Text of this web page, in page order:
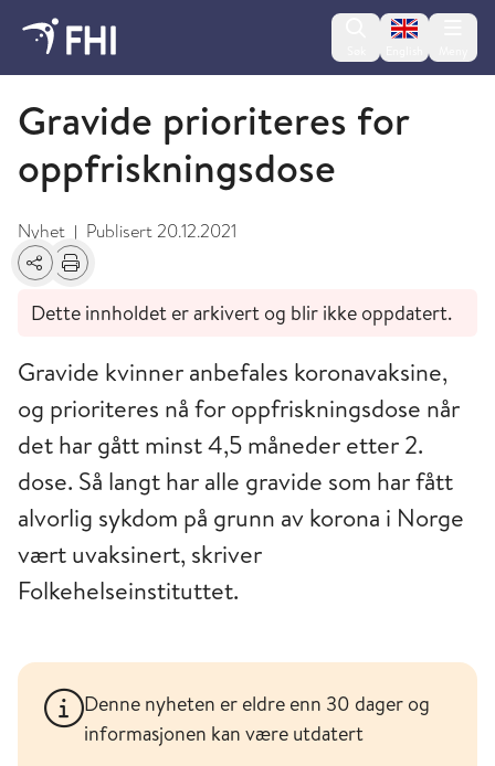
Change
Desember
Gravide prioriteres for
oppfriskningsdose
Nyhet | Publisert20.12.2021
Del Skriv ut
Dette innholdet er arkivert og blir ikke oppdatert.
Gravide kvinner anbefales koronavaksine,
og prioriteres nå for oppfriskningsdose når
det har gått minst 4,5 måneder etter 2.
dose. Så langt har alle gravide som har fått
alvorlig sykdom på grunn av korona i Norge
vært uvaksinert, skriver
Folkehelseinstituttet.
Denne nyheten er eldre enn 30 dager og
informasjonen kan være utdatert